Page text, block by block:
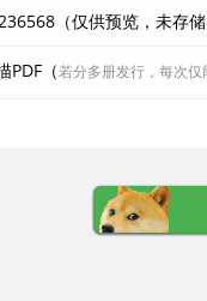
（仅供预览，未存储
PDF（若分多册发行，每次